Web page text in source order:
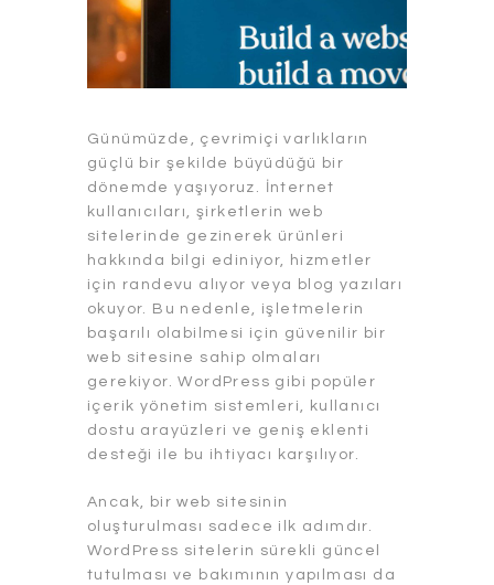
Günümüzde, çevrimiçi varlıkların
güçlü bir şekilde büyüdüğü bir
dönemde yaşıyoruz. İnternet
kullanıcıları, şirketlerin web
sitelerinde gezinerek ürünleri
hakkında bilgi ediniyor, hizmetler
için randevu alıyor veya blog yazıları
okuyor. Bu nedenle, işletmelerin
başarılı olabilmesi için güvenilir bir
web sitesine sahip olmaları
gerekiyor. WordPress gibi popüler
içerik yönetim sistemleri, kullanıcı
dostu arayüzleri ve geniş eklenti
desteği ile bu ihtiyacı karşılıyor.
Ancak, bir web sitesinin
oluşturulması sadece ilk adımdır.
WordPress sitelerin sürekli güncel
tutulması ve bakımının yapılması da